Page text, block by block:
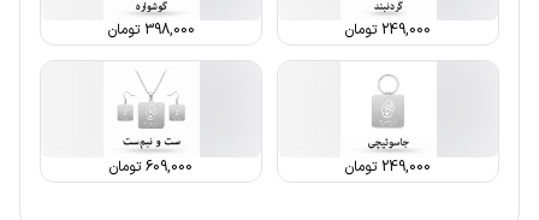
249,000 تومان 398,000 تومان
249,000 تومان 609,000تومان